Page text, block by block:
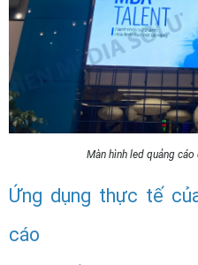
Màn hình led quảng
Ứng dụng thực tế
cáo